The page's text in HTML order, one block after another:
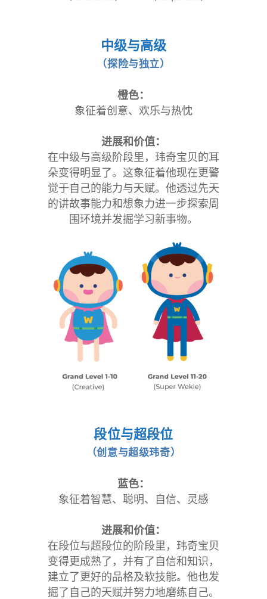
中级与高级
（探险与独立）
橙色：
象征着创意、欢乐与热忱
进展和价值：
在中级与高级阶段里，玮奇宝贝的耳
朵变得明显了。这象征着他现在更警
觉于自己的能力与天赋。他透过先天
的讲故事能力和想象力进一步探索周
围环境并发掘学习新事物。
段位与超段位
（创意与超级玮奇）
蓝色：
象征着智慧、聪明、自信、灵感
进展和价值：
在段位与超段位的阶段里，玮奇宝贝
变得更成熟了，并有了自信和知识，
建立了更好的品格及软技能。他也发
掘了自己的天赋并努力地磨练自己。